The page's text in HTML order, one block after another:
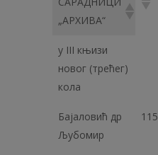
„АРХИВА“
у III књизи
новог (трећег)
кола
Бајаловић др
Љубомир
115